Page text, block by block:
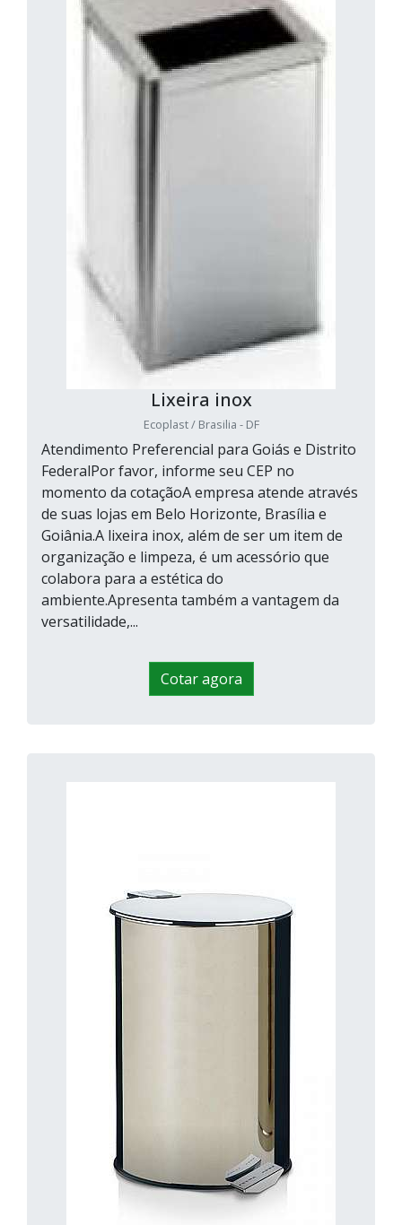
Lixeira inox
Ecoplast / Brasilia - DF
Atendimento Preferencial para Goiás e Distrito
FederalPor favor, informe seu CEP no
momento da cotaçãoA empresa atende através
de suas lojas em Belo Horizonte, Brasília e
Goiânia.A lixeira inox, além de ser um item de
organização e limpeza, é um acessório que
colabora para a estética do
ambiente.Apresenta também a vantagem da
versatilidade,...
Cotar agora